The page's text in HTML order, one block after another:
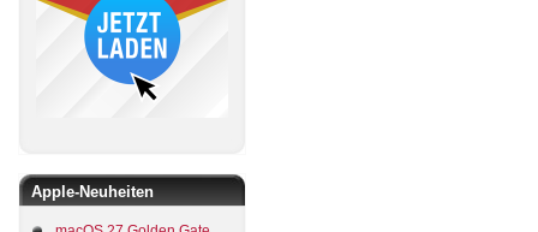
Apple-Neuheiten